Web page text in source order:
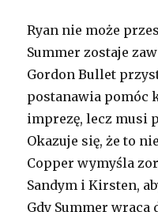
Ryan nie może
Summer zostaje
Gordon Bullet
postanawia pomóc
imprezę, lecz musi
Okazuje się, że to
Copper wymyśla
Sandym i Kirsten,
Gdy Summer wraca